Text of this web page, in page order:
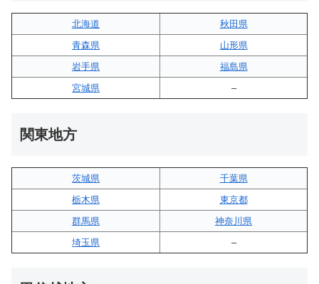
北海道
秋田県
青森県
山形県
岩手県
福島県
宮城県
–
関東地方
茨城県
千葉県
栃木県
東京都
群馬県
神奈川県
埼玉県
–